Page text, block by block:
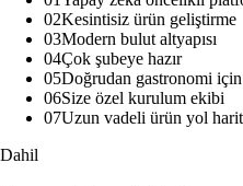
02Kesintisiz ürün geliştirme
03Modern bulut altyapısı
04Çok şubeye hazır
05Doğrudan gastronomi
06Size özel kurulum ekibi
07Uzun vadeli ürün yol
Dahil